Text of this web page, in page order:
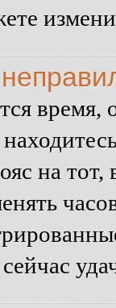
время,
на